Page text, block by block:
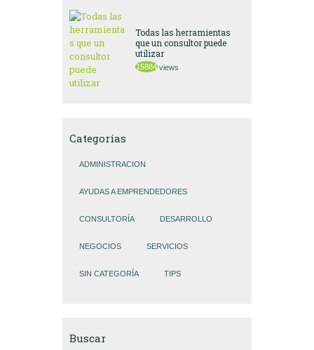
Todas las herramientas
que un consultor puede
utilizar
15884 views
Categorías
ADMINISTRACION
AYUDAS A EMPRENDEDORES
CONSULTORÍA DESARROLLO
NEGOCIOS SERVICIOS
SIN CATEGORÍA TIPS
Buscar